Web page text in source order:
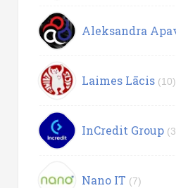
Aleksandra
Laimes Lācis (10)
InCredit Group
Nano IT (7)